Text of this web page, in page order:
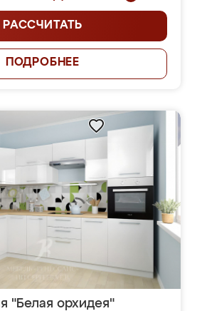
РАССЧИТАТЬ
ПОДРОБНЕЕ
"Белая орхидея"